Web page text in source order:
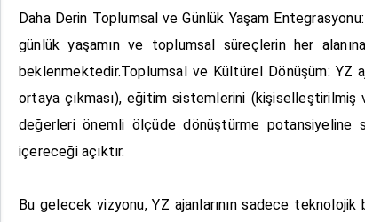
Daha Derin Toplumsal ve Günlük Yaşam
günlük yaşamın ve toplumsal süreçlerin her
beklenmektedir.Toplumsal ve Kültürel Dönüşüm: YZ
ortaya çıkması), eğitim sistemlerini
değerleri önemli ölçüde dönüştürme potansiyeline
içereceği açıktır.
Bu gelecek vizyonu, YZ ajanlarının sadece